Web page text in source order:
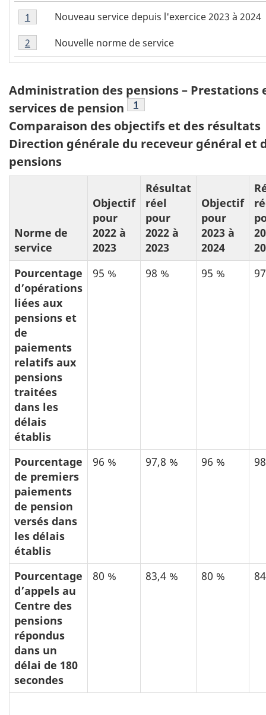
N
o
t
e
d
u
t
a
b
l
u
5
Note
1
du
tableau
5
Nouveau service depuis l'exercice 2023 à 2024
Retour au tableau 5 note
1
referrer
Note
2
du
5
Nouvelle norme de service
Retour au tableau 5 note
2 referrer
Tableau
6:
Administration des pensions – Prestations
services de pension
note du tableau 6
1
Comparaison des objectifs et des résultats
Direction générale du receveur général et
pensions
Norme de
service
Objectif
pour
2022 à
2023
Résultat
réel
pour
2022 à
2023
Objectif
pour
2023 à
2024
Pourcentage
d’opérations
liées aux
pensions et
de
paiements
relatifs aux
pensions
traitées
dans les
délais
établis
95 % 98 % 95 %
Pourcentage
de premiers
paiements
de pension
versés dans
les délais
établis
96 % 97,8 % 96 %
Pourcentage
d’appels au
Centre des
pensions
répondus
dans un
délai de 180
secondes
80 % 83,4 % 80 %